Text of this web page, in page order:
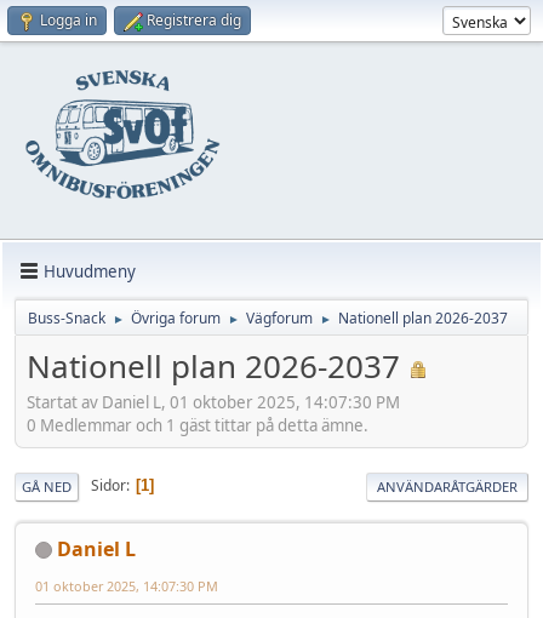
Logga in Registrera dig
Huvudmeny
Buss-Snack ► Övriga forum ► Vägforum ► Nationell plan 2026-2037
Nationell plan 2026-2037
Startat av Daniel L, 01 oktober 2025, 14:07:30 PM
0 Medlemmar och 1 gäst tittar på detta ämne.
GÅ NED Sidor 1 ANVÄNDARÅTGÄRDER
Daniel L
01 oktober 2025, 14:07:30 PM